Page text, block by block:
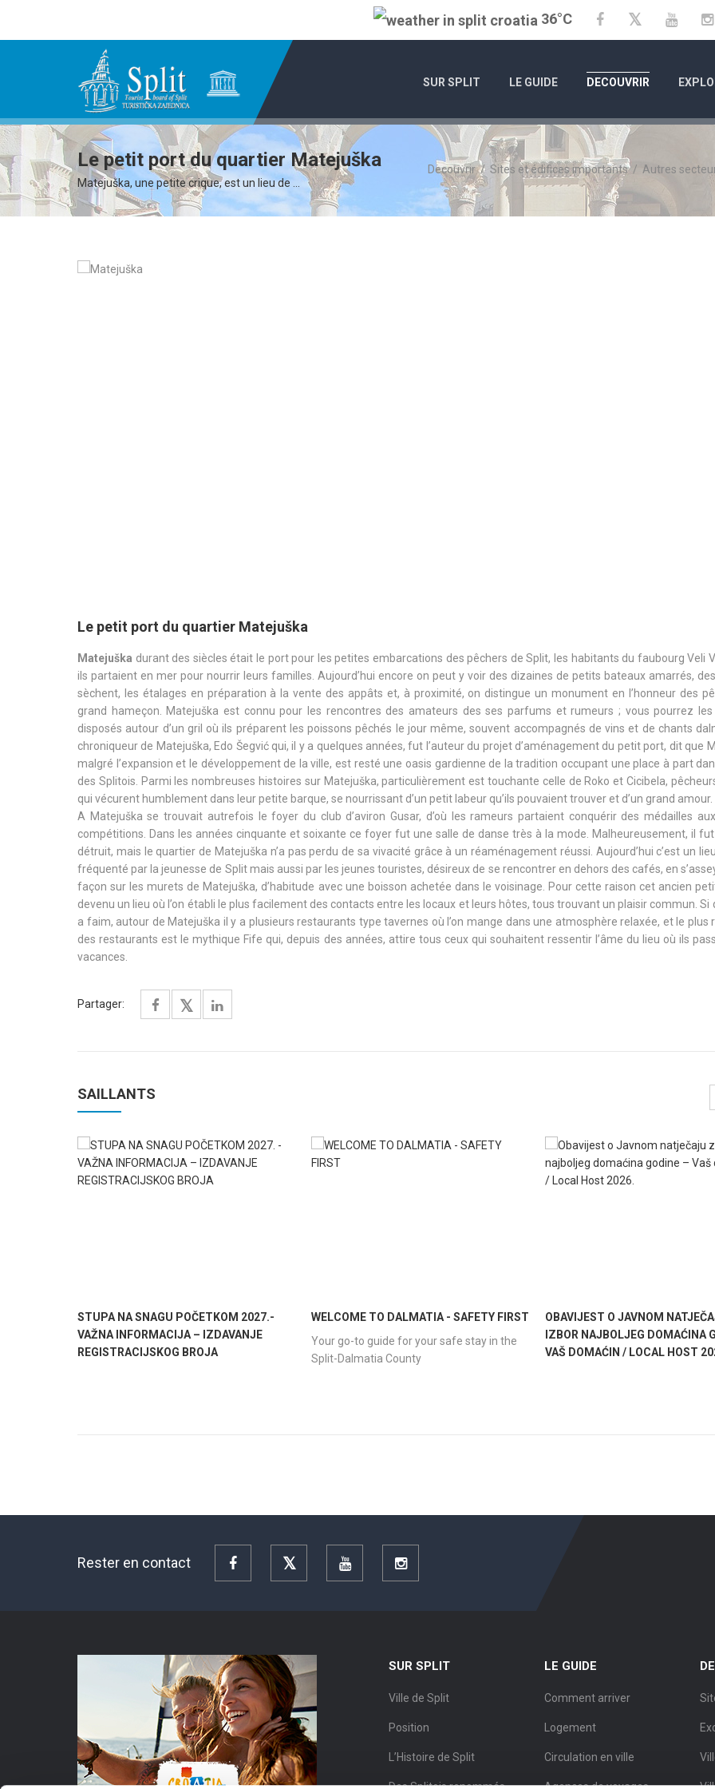
36°C FacebookTwitter
SUR SPLIT LE GUIDE DECOUVRIR
Le petit port du quartier Matejuška
Matejuška, une petite crique, est un lieu de ...
Decouvrir/ Sites et édifices importants/ Autres
Le petit port du quartier Matejuška
Matejuška durant des siècles était le port pour les petites embarcations des pêchers de Split, les habitants du faubourg Veli
ils partaient en mer pour nourrir leurs familles. Aujourd’hui encore on peut y voir des dizaines de petits bateaux amarrés,
sèchent, les étalages en préparation à la vente des appâts et, à proximité, on distingue un monument en l’honneur des
grand hameçon. Matejuška est connu pour les rencontres des amateurs des ses parfums et rumeurs ; vous pourrez les
disposés autour d’un gril où ils préparent les poissons pêchés le jour même, souvent accompagnés de vins et de chants
chroniqueur de Matejuška, Edo Šegvić qui, il y a quelques années, fut l’auteur du projet d’aménagement du petit port, dit que
malgré l’expansion et le développement de la ville, est resté une oasis gardienne de la tradition occupant une place à part
des Splitois. Parmi les nombreuses histoires sur Matejuška, particulièrement est touchante celle de Roko et Cicibela,
qui vécurent humblement dans leur petite barque, se nourrissant d’un petit labeur qu’ils pouvaient trouver et d’un grand amour.
A Matejuška se trouvait autrefois le foyer du club d’aviron Gusar, d’où les rameurs partaient conquérir des médailles
compétitions. Dans les années cinquante et soixante ce foyer fut une salle de danse très à la mode. Malheureusement, il
détruit, mais le quartier de Matejuška n’a pas perdu de sa vivacité grâce à un réaménagement réussi. Aujourd’hui c’est un
fréquenté par la jeunesse de Split mais aussi par les jeunes touristes, désireux de se rencontrer en dehors des cafés, en
façon sur les murets de Matejuška, d’habitude avec une boisson achetée dans le voisinage. Pour cette raison cet ancien
devenu un lieu où l’on établi le plus facilement des contacts entre les locaux et leurs hôtes, tous trouvant un plaisir commun. Si
a faim, autour de Matejuška il y a plusieurs restaurants type tavernes où l’on mange dans une atmosphère relaxée, et le plus
des restaurants est le mythique Fife qui, depuis des années, attire tous ceux qui souhaitent ressentir l’âme du lieu où ils
vacances.
Partager:
SAILLANTS
STUPA NA SNAGU POČETKOM 2027.-
VAŽNA INFORMACIJA – IZDAVANJE
REGISTRACIJSKOG BROJA
WELCOME TO DALMATIA - SAFETY FIRST
Your go-to guide for your safe stay in the
Split-Dalmatia County
OBAVIJEST O JAVNOM
IZBOR NAJBOLJEG DOMAĆINA
VAŠ DOMAĆIN / LOCAL HOST
Rester en contact Facebook YouTube Instagram
SUR SPLIT
Ville de Split
Position
L’Histoire de Split
LE GUIDE
Comment arriver
Logement
Circulation en ville